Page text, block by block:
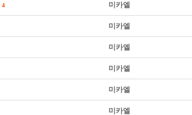
4 미카엘
미카엘
미카엘
미카엘
미카엘
미카엘